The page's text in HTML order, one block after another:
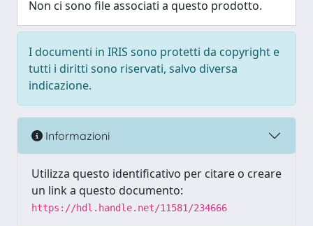
Non ci sono file associati a questo prodotto.
I documenti in IRIS sono protetti da copyright e
tutti i diritti sono riservati, salvo diversa
indicazione.
Informazioni
Utilizza questo identificativo per citare o creare
un link a questo documento:
https://hdl.handle.net/11581/234666